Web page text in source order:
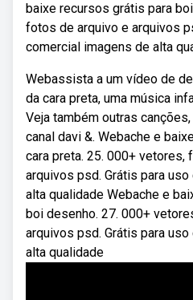
baixe recursos grátis para
fotos de arquivo e arquivos
comercial imagens de alta
Webassista a um vídeo de
da cara preta, uma música
Veja também outras
canal davi &. Webache e
cara preta. 25. 000+ vetores,
arquivos psd. Grátis para
alta qualidade Webache e
boi desenho. 27. 000+
arquivos psd. Grátis para
alta qualidade